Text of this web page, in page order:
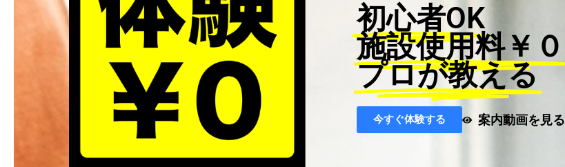
初心者OK
施設使用料￥０
プロが教える
今すぐ体験する 案内動画を見る